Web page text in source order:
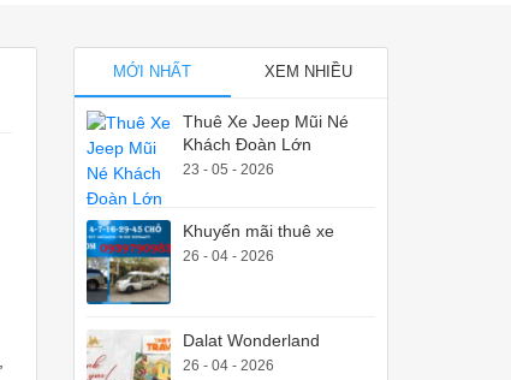
MỚI NHẤT XEM NHIỀU
Thuê Xe Jeep Mũi Né
Khách Đoàn Lớn
23 - 05 - 2026
Khuyến mãi thuê xe
26 - 04 - 2026
Dalat Wonderland
26 - 04 - 2026